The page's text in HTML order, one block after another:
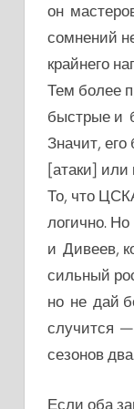
он
сомнений
крайнего
Тем более
быстрые и
Значит, его
[атаки] или
То, что
логично.
и Дивеев,
сильный
но не дай
случится
сезонов
Если оба